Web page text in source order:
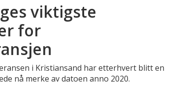
viktigste
for
i Kristiansand har etterhvert blitt en
nå merke av datoen anno 2020.